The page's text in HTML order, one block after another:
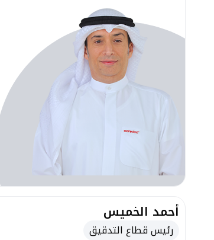
أحمد الخميس
رئيس قطاع التدقيق